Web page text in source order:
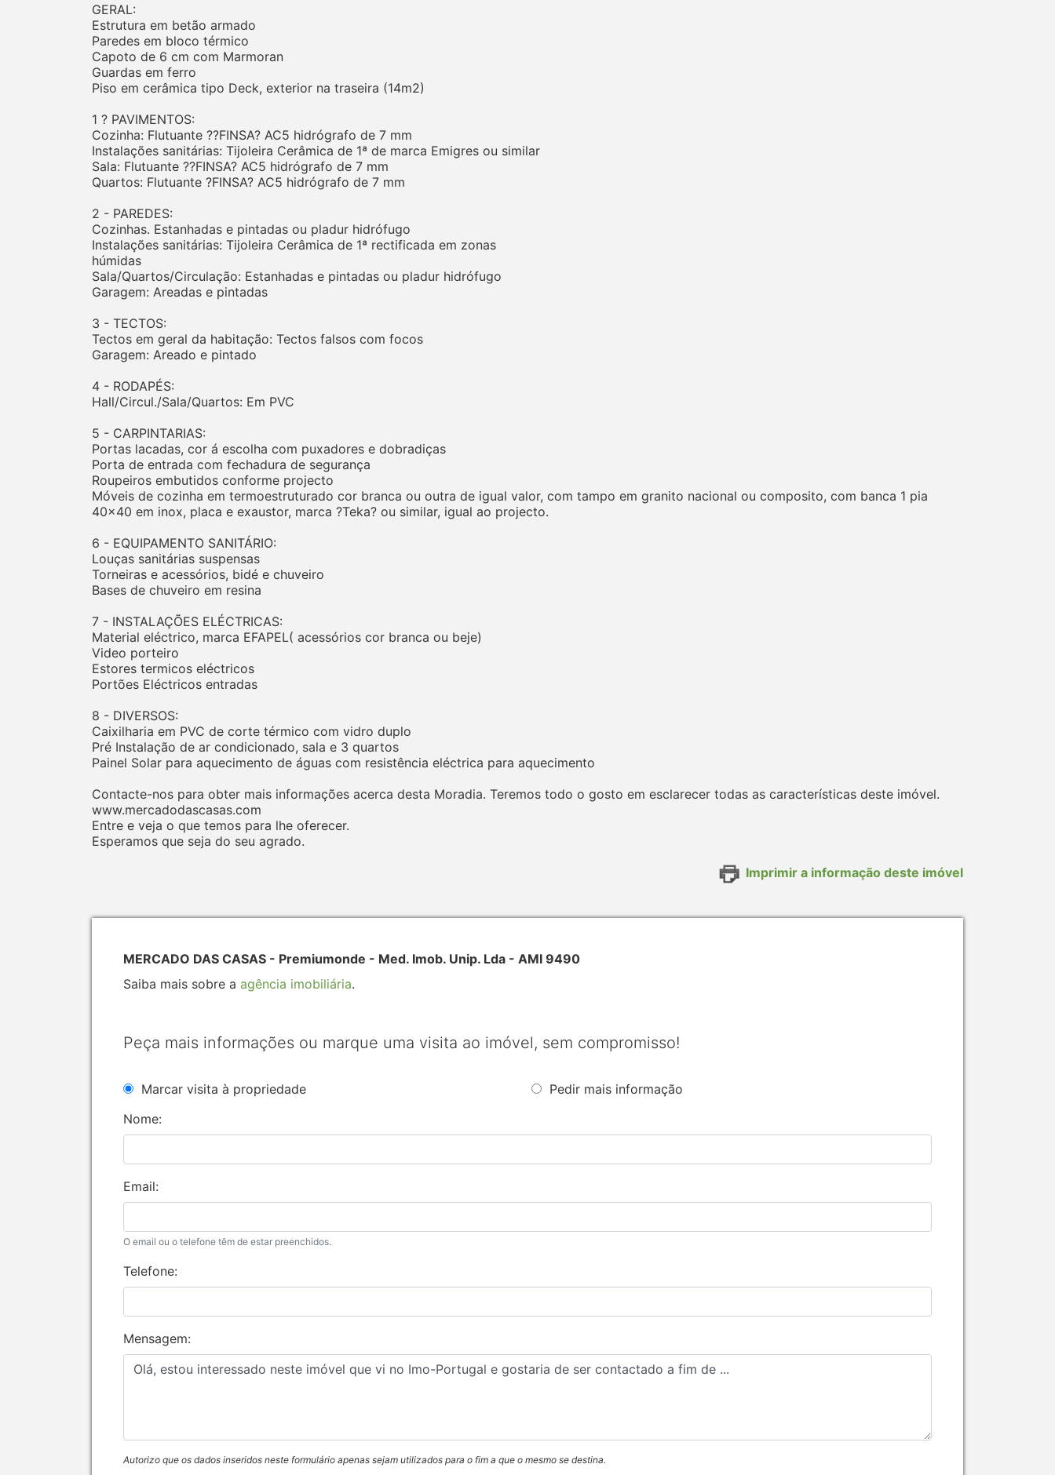
GERAL:
Estrutura em betão armado
Paredes em bloco térmico
Capoto de 6 cm com Marmoran
Guardas em ferro
Piso em cerâmica tipo Deck, exterior na traseira (14m2)
1 ? PAVIMENTOS:
Cozinha: Flutuante ??FINSA? AC5 hidrógrafo de 7 mm
Instalações sanitárias: Tijoleira Cerâmica de 1ª de marca Emigres ou similar
Sala: Flutuante ??FINSA? AC5 hidrógrafo de 7 mm
Quartos: Flutuante ?FINSA? AC5 hidrógrafo de 7 mm
2 - PAREDES:
Cozinhas. Estanhadas e pintadas ou pladur hidrófugo
Instalações sanitárias: Tijoleira Cerâmica de 1ª rectificada em zonas
húmidas
Sala/Quartos/Circulação: Estanhadas e pintadas ou pladur hidrófugo
Garagem: Areadas e pintadas
3 - TECTOS:
Tectos em geral da habitação: Tectos falsos com focos
Garagem: Areado e pintado
4 - RODAPÉS:
Hall/Circul./Sala/Quartos: Em PVC
5 - CARPINTARIAS:
Portas lacadas, cor á escolha com puxadores e dobradiças
Porta de entrada com fechadura de segurança
Roupeiros embutidos conforme projecto
Móveis de cozinha em termoestruturado cor branca ou outra de igual valor, com tampo em granito nacional ou composito, com banca 1 pia
40x40 em inox, placa e exaustor, marca ?Teka? ou similar, igual ao projecto.
6 - EQUIPAMENTO SANITÁRIO:
Louças sanitárias suspensas
Torneiras e acessórios, bidé e chuveiro
Bases de chuveiro em resina
7 - INSTALAÇÕES ELÉCTRICAS:
Material eléctrico, marca EFAPEL( acessórios cor branca ou beje)
Video porteiro
Estores termicos eléctricos
Portões Eléctricos entradas
8 - DIVERSOS:
Caixilharia em PVC de corte térmico com vidro duplo
Pré Instalação de ar condicionado, sala e 3 quartos
Painel Solar para aquecimento de águas com resistência eléctrica para aquecimento
Contacte-nos para obter mais informações acerca desta Moradia. Teremos todo o gosto em esclarecer todas as características deste imóvel.
www.mercadodascasas.com
Entre e veja o que temos para lhe oferecer.
Esperamos que seja do seu agrado.
Imprimir a informação deste imóvel
MERCADO DAS CASAS - Premiumonde - Med. Imob. Unip. Lda - AMI 9490
Saiba mais sobre a agência imobiliária.
Peça mais informações ou marque uma visita ao imóvel, sem compromisso!
Marcar visita à propriedade
Pedir mais informação
Nome:
Email:
O email ou o telefone têm de estar preenchidos.
Telefone:
Mensagem:
Autorizo que os dados inseridos neste formulário apenas sejam utilizados para o fim a que o mesmo se destina.